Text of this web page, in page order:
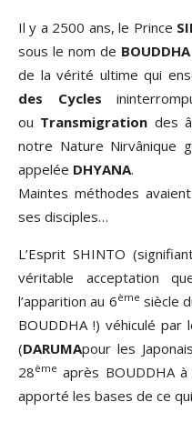
Il y a 2500 ans, le Prince
sous le nom de BOUDDHA
de la vérité ultime qui
des Cycles
ou Transmigration des
notre Nature Nirvânique
appelée DHYANA.
Maintes méthodes
ses disciples…
L’Esprit SHINTO
véritable acceptation
l’apparition au 6ème siècle
BOUDDHA !) véhiculé
(DARUMApour les
28ème après BOUDDHA
apporté les bases de ce